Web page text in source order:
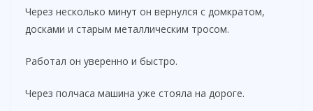
Через несколько минут он вернулся с домкратом,
досками и старым металлическим тросом.
Работал он уверенно и быстро.
Через полчаса машина уже стояла на дороге.